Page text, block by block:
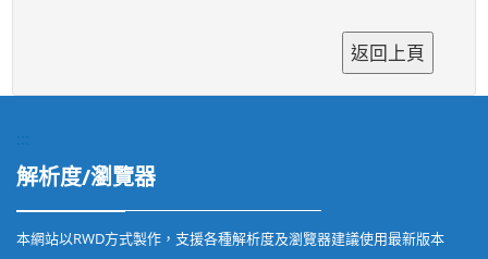
解析度/瀏覽器
本網站以RWD方式製作，支援各種解析度及瀏覽器建議使用最新版本